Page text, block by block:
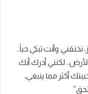
تخنقني وأنت تبكي حباً..
لكنني أدرك أنك
أكثر مما ينبغي،